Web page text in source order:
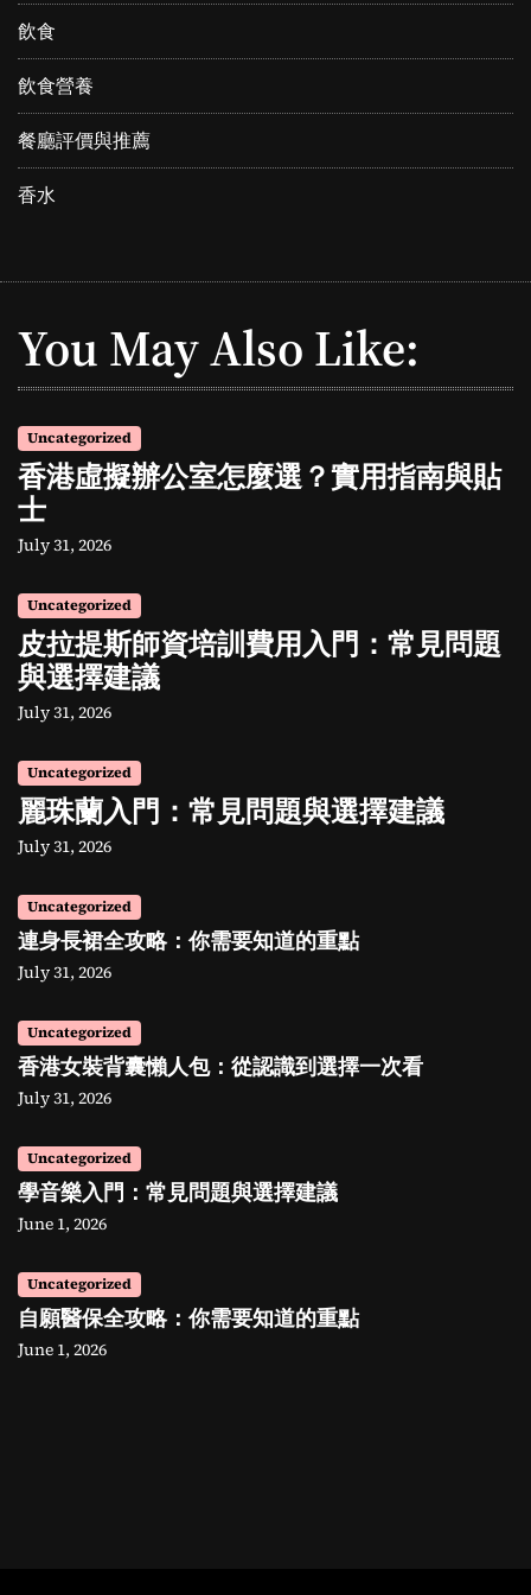
飲食
飲食營養
餐廳評價與推薦
香水
You May Also Like:
Uncategorized
香港虛擬辦公室怎麼選？實用指南與貼
士
July 31, 2026
Uncategorized
皮拉提斯師資培訓費用入門：常見問題
與選擇建議
July 31, 2026
Uncategorized
麗珠蘭入門：常見問題與選擇建議
July 31, 2026
Uncategorized
連身長裙全攻略：你需要知道的重點
July 31, 2026
Uncategorized
香港女裝背囊懶人包：從認識到選擇一次看
July 31, 2026
Uncategorized
學音樂入門：常見問題與選擇建議
June 1, 2026
Uncategorized
自願醫保全攻略：你需要知道的重點
June 1, 2026